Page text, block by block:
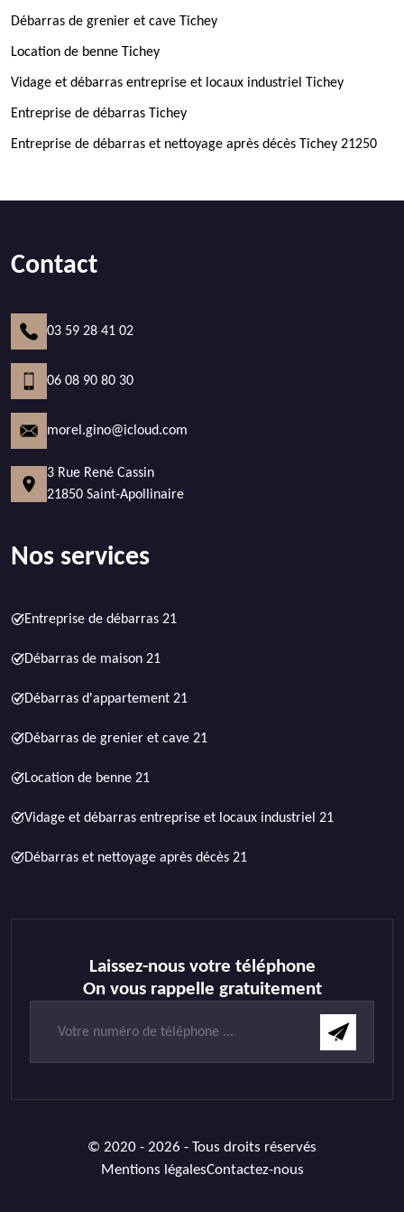
Débarras de grenier et cave Tichey
Location de benne Tichey
Vidage et débarras entreprise et locaux industriel Tichey
Entreprise de débarras Tichey
Entreprise de débarras et nettoyage après décès Tichey 21250
Contact
03 59 28 41 02
06 08 90 80 30
morel.gino@icloud.com
3 Rue René Cassin
21850 Saint-Apollinaire
Nos services
Entreprise de débarras 21
Débarras de maison 21
Débarras d'appartement 21
Débarras de grenier et cave 21
Location de benne 21
Vidage et débarras entreprise et locaux industriel 21
Débarras et nettoyage après décès 21
Laissez-nous votre téléphone
On vous rappelle gratuitement
© 2020 - 2026 - Tous droits réservés
Mentions légalesContactez-nous